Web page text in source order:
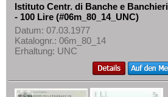
Istituto Centr. di Banche e Banchieri
- 100 Lire (#06m_80_14_UNC)
Datum: 07.03.1977
Katalognr.: 06m_80_14
Erhaltung: UNC